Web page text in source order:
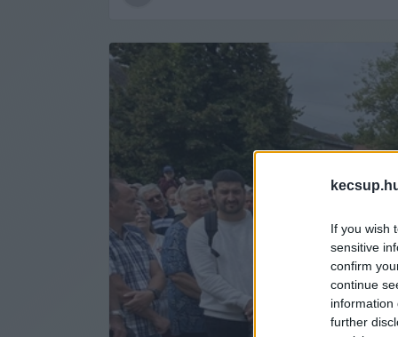
If you wish
sensitive
confirm
continue
information
further